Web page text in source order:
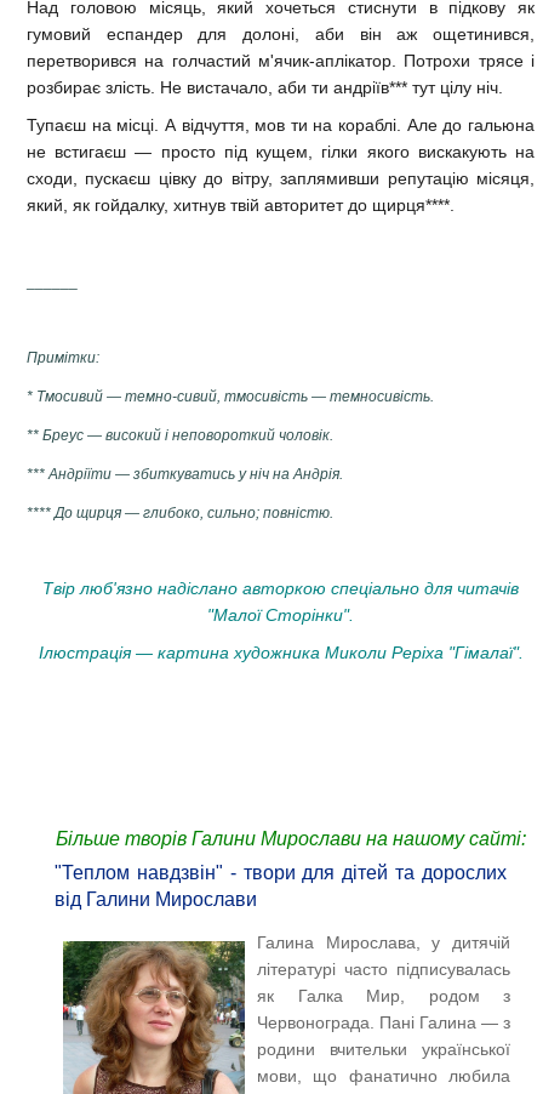
Над головою місяць, який хочеться стиснути в підкову як
гумовий еспандер для долоні, аби він аж ощетинився,
перетворився на голчастий м'ячик-аплікатор. Потрохи трясе і
розбирає злість. Не вистачало, аби ти андріїв*** тут цілу ніч.
Тупаєш на місці. А відчуття, мов ти на кораблі. Але до гальюна
не встигаєш — просто під кущем, гілки якого вискакують на
сходи, пускаєш цівку до вітру, заплямивши репутацію місяця,
який, як гойдалку, хитнув твій авторитет до щирця****.
Примітки:
* Тмосивий — темно-сивий, тмосивість — темносивість.
** Бреус — високий і неповороткий чоловік.
*** Андріїти — збиткуватись у ніч на Андрія.
**** До щирця — глибоко, сильно; повністю.
Твір люб'язно надіслано авторкою спеціально для читачів
"Малої Сторінки".
Ілюстрація — картина художника Миколи Реріха "Гімалаї".
Більше творів Галини Мирослави на нашому сайті:
"Теплом навдзвін" - твори для дітей та дорослих
від Галини Мирослави
Галина Мирослава, у дитячій
літературі часто підписувалась
як Галка Мир, родом з
Червонограда. Пані Галина — з
родини вчительки української
мови, що фанатично любила